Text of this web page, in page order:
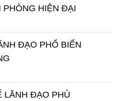
PHÒNG HIỆN ĐẠI
ĐẠO PHỔ BIẾN
LÃNH ĐẠO PHÙ